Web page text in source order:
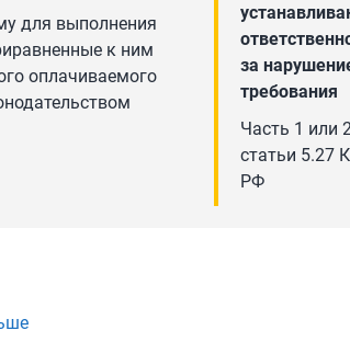
для выполнения
к ним
оплачиваемого
за
требования
Часть 1 или
статьи 5.27
РФ